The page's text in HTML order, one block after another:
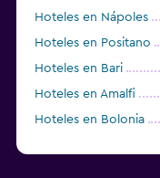
Hoteles en Nápoles
Hoteles en Positano
Hoteles en Bari
Hoteles en Amalfi
Hoteles en Bolonia